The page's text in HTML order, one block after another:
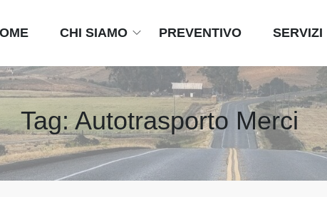
CHI SIAMO PREVENTIVO SERVIZI
Tag:Autotrasporto Merci